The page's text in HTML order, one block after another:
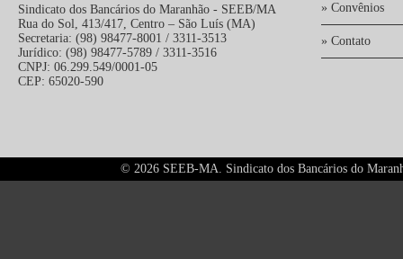
Sindicato dos Bancários do Maranhão - SEEB/MA
Rua do Sol, 413/417, Centro – São Luís (MA)
Secretaria: (98) 98477-8001 / 3311-3513
Jurídico: (98) 98477-5789 / 3311-3516
CNPJ: 06.299.549/0001-05
CEP: 65020-590
» Convênios
» Contato
© 2026 SEEB-MA. Sindicato dos Bancários do